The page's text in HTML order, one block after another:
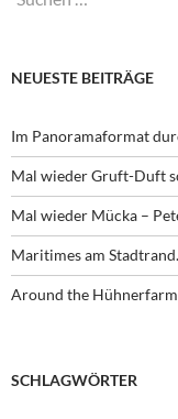
NEUESTE BEITRÄGE
Im Panoramaformat
Mal wieder Gruft-Duft
Mal wieder Mücka –
Maritimes am Stadtrand.
Around the
SCHLAGWÖRTER